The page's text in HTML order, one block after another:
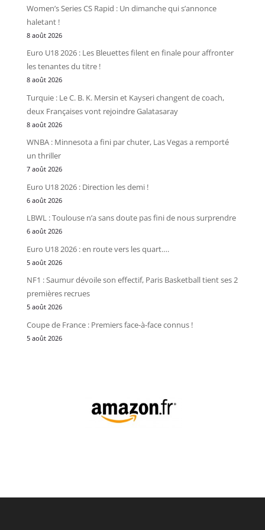
Women’s Series CS Rapid : Un dimanche qui s’annonce
haletant !
8 août 2026
Euro U18 2026 : Les Bleuettes filent en finale pour affronter
les tenantes du titre !
8 août 2026
Turquie : Le C. B. K. Mersin et Kayseri changent de coach,
deux Françaises vont rejoindre Galatasaray
8 août 2026
WNBA : Minnesota a fini par chuter, Las Vegas a remporté
un thriller
7 août 2026
Euro U18 2026 : Direction les demi !
6 août 2026
LBWL : Toulouse n’a sans doute pas fini de nous surprendre
6 août 2026
Euro U18 2026 : en route vers les quart….
5 août 2026
NF1 : Saumur dévoile son effectif, Paris Basketball tient ses 2
premières recrues
5 août 2026
Coupe de France : Premiers face-à-face connus !
5 août 2026